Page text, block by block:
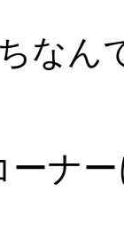
なん
ーナ